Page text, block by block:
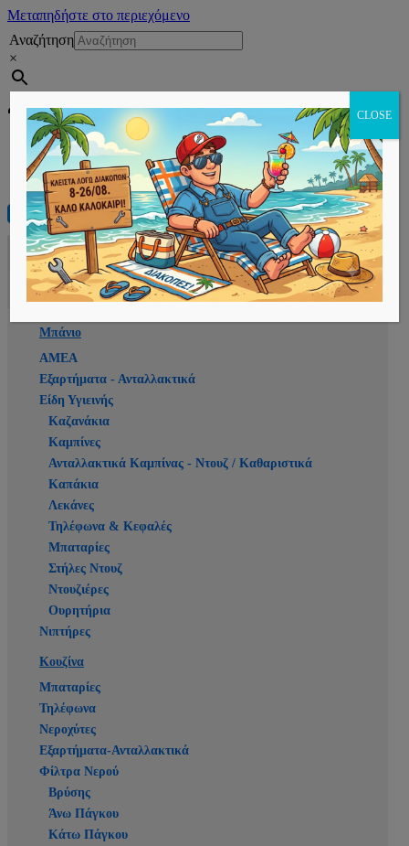
Μεταπηδήστε στο περιεχόμενο
Αναζήτηση
×
Εγγραφή
Αρχική
E-shop
Μπάνιο
ΑΜΕΑ
Εξαρτήματα - Ανταλλακτικά
Είδη Υγιεινής
Καζανάκια
Καμπίνες
Ανταλλακτικά Καμπίνας - Ντουζ / Καθαριστικά
Καπάκια
Λεκάνες
Τηλέφωνα & Κεφαλές
Μπαταρίες
Στήλες Ντουζ
Ντουζιέρες
Ουρητήρια
Νιπτήρες
Κουζίνα
Μπαταρίες
Τηλέφωνα
Νεροχύτες
Εξαρτήματα-Ανταλλακτικά
Φίλτρα Νερού
Βρύσης
Άνω Πάγκου
Κάτω Πάγκου
CLOSE